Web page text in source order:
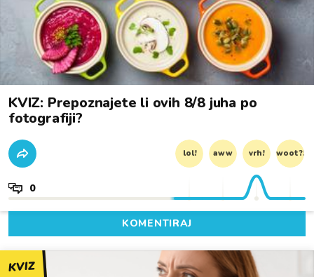
KVIZ: Prepoznajete li ovih 8/8 juha po
fotografiji?
lol! aww vrh! woot?!
0
KOMENTIRAJ
KVIZ